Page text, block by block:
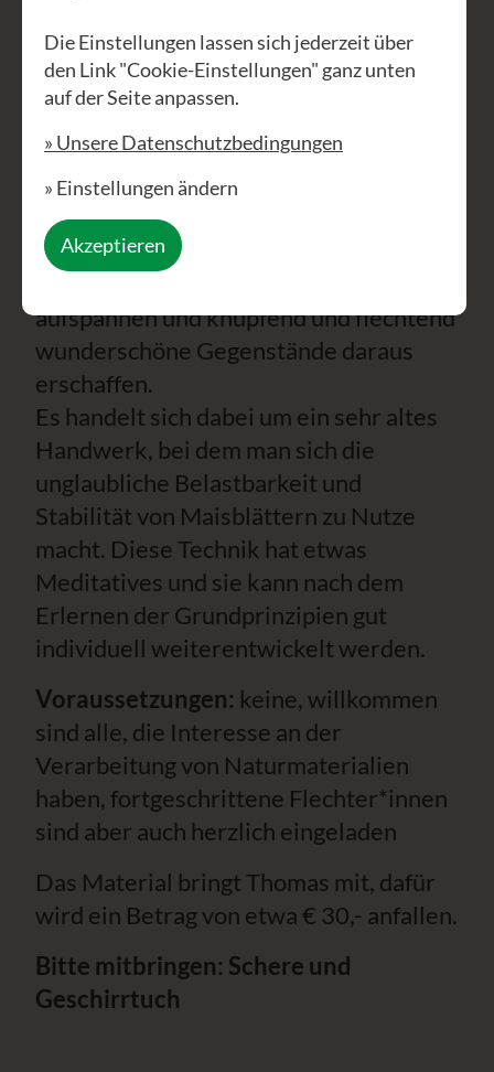
An diesem Wochenende können wir
selber in ein besonderes Handwerk
eintauchen. Zusammen mit Thomas
werden wir uns Schritt für Schritt der
Maiskolben nähern.
Wir werden die Blätter zu einer Schnur
aufspannen und knüpfend und flechtend
wunderschöne Gegenstände daraus
erschaffen.
Es handelt sich dabei um ein sehr altes
Handwerk, bei dem man sich die
unglaubliche Belastbarkeit und
Stabilität von Maisblättern zu Nutze
macht. Diese Technik hat etwas
Meditatives und sie kann nach dem
Erlernen der Grundprinzipien gut
individuell weiterentwickelt werden.
Voraussetzungen: keine, willkommen
sind alle, die Interesse an der
Verarbeitung von Naturmaterialien
haben, fortgeschrittene Flechter*innen
sind aber auch herzlich eingeladen
Das Material bringt Thomas mit, dafür
wird ein Betrag von etwa € 30,- anfallen.
Bitte mitbringen: Schere und
Geschirrtuch
Die Einstellungen lassen sich jederzeit über
den Link "Cookie-Einstellungen" ganz unten
auf der Seite anpassen.
» Unsere Datenschutzbedingungen
» Einstellungen ändern
Akzeptieren